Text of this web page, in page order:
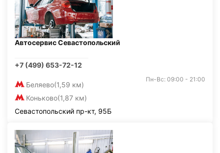
Автосервис Севастопольский
+7 (499) 653-72-12
Беляево(1,59 км)
Коньково(1,87 км)
Пн-Вс: 09:00 - 21:00
Севастопольский пр-кт, 95Б